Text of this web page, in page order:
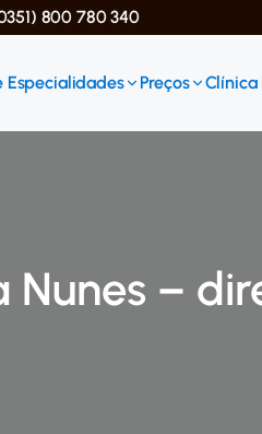
800 780 340
Especialidades Preços Clínica
Nunes –